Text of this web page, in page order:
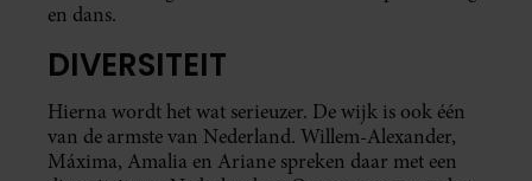
en dans.
DIVERSITEIT
Hierna wordt het wat serieuzer. De wijk is ook één
van de armste van Nederland. Willem-Alexander,
Máxima, Amalia en Ariane spreken daar met een